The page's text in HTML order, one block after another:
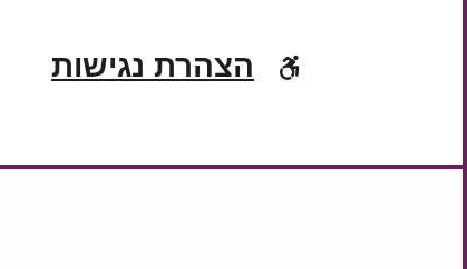
הצהרת נגישות